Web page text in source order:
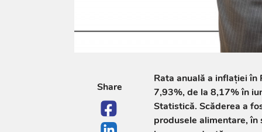
Share
Rata anuală a inflației
7,93%, de la 8,17% în
Statistică. Scăderea a
produsele alimentare,